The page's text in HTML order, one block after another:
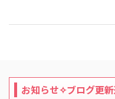
お知らせ✧ブログ更